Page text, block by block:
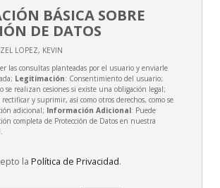
BÁSICA SOBRE
DE DATOS
LOPEZ, KEVIN
las consultas planteadas por el usuario y enviarle
Legitimación: Consentimiento del usuario;
se realizan cesiones si existe una obligación legal;
rectificar y suprimir, así como otros derechos, como se
adicional; Información Adicional: Puede
completa de Protección de Datos en nuestra
.
la Política de Privacidad.